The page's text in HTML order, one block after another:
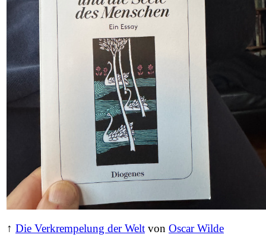
↑ Die Verkrempelung der Welt von Oscar Wilde